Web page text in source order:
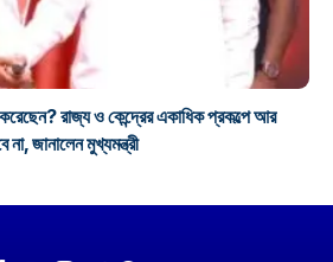
রাজ্য ও কেন্দ্রের একাধিক প্রকল্পে আর
জানালেন মুখ্যমন্ত্রী